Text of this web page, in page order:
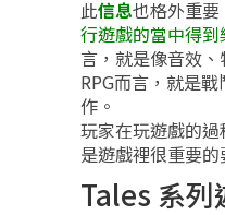
此信息也格外重要
行遊戲的當中得到
言，就是像音效
RPG而言，就是
作。
玩家在玩遊戲的
是遊戲裡很重要的
Tales 系列